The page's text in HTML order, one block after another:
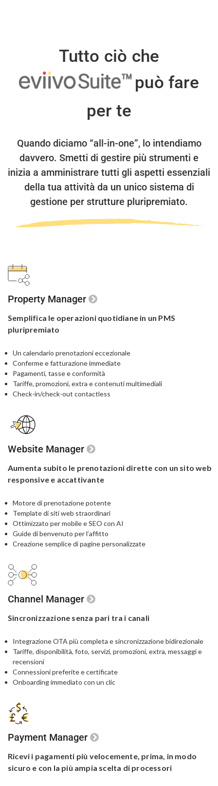
Tutto ciò che
può fare
per te
Quando diciamo “all-in-one”, lo intendiamo
davvero. Smetti di gestire più strumenti e
inizia a amministrare tutti gli aspetti essenziali
della tua attività da un unico sistema di
gestione per strutture pluripremiato.
Property Manager
Semplifica le operazioni quotidiane in un PMS
pluripremiato
Un calendario prenotazioni eccezionale
Conferme e fatturazione immediate
Pagamenti, tasse e conformità
Tariffe, promozioni, extra e contenuti multimediali
Check-in/check-out contactless
Website Manager
Aumenta subito le prenotazioni dirette con un sito web
responsive e accattivante
Motore di prenotazione potente
Template di siti web straordinari
Ottimizzato per mobile e SEO con AI
Guide di benvenuto per l’affitto
Creazione semplice di pagine personalizzate
Channel Manager
Sincronizzazione senza pari tra i canali
Integrazione OTA più completa e sincronizzazione bidirezionale
Tariffe, disponibilità, foto, servizi, promozioni, extra, messaggi e
recensioni
Connessioni preferite e certificate
Onboarding immediato con un clic
Payment Manager
Ricevi i pagamenti più velocemente, prima, in modo
sicuro e con la più ampia scelta di processori